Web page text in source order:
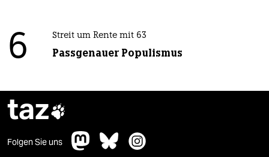
6 Streit um Rente mit 63
Passgenauer Populismus
taz
Folgen Sie uns